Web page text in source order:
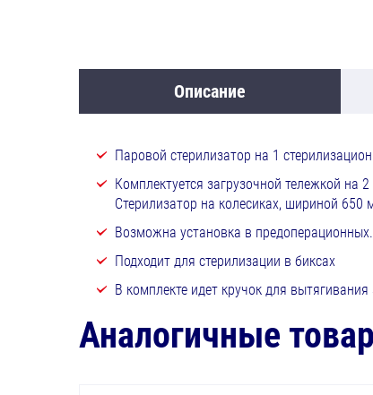
Описание
Паровой стерилизатор на 1
Комплектуется загрузочной тележкой на
Стерилизатор на колесиках, шириной 650
Возможна установка в предоперационных.
Подходит для стерилизации в биксах
В комплекте идет кручок для вытягивания
Аналогичные